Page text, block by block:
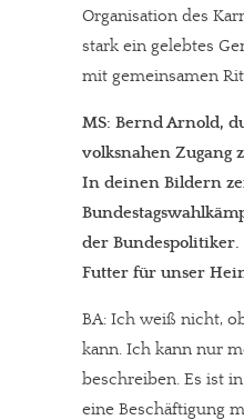
Organisation des
stark ein gelebtes
mit gemeinsamen
MS: Bernd Arnold,
volksnahen Zugang
In deinen Bildern
der
Futter für unser
BA: Ich weiß nicht,
kann. Ich kann nur
beschreiben. Es ist
eine Beschäftigung